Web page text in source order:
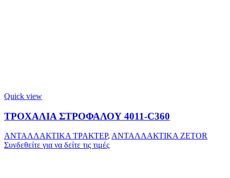
Quick view
ΤΡΟΧΑΛΙΑ ΣΤΡΟΦΑΛΟΥ 4011-C360
ΑΝΤΑΛΛΑΚΤΙΚΑ ΤΡΑΚΤΕΡ, ΑΝΤΑΛΛΑΚΤΙΚΑ ZETOR
Συνδεθείτε για να δείτε τις τιμές